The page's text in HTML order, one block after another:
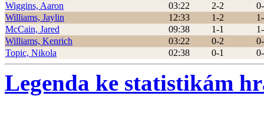
Wiggins, Aaron
03:22 2-2
Williams, Jaylin
12:33 1-2
McCain, Jared
09:38 1-1
Williams, Kenrich
03:22 0-2
Topic, Nikola
02:38 0-1
Legenda ke statistikám